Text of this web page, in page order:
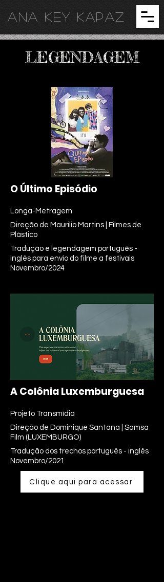
ANA KEY KAPAZ
LEGENDAGEM
O Último Episódio
Longa-Metragem
Direção de Maurilio Martins | Filmes de
Plástico
Tradução e legendagem português -
inglês para envio do filme a festivais
Novembro/2024
A Colônia Luxemburguesa
Projeto Transmídia
Direção de Dominique Santana | Samsa
Film (LUXEMBURGO)
Tradução dos trechos português - inglês
Novembro/2021
Clique aqui para acessar